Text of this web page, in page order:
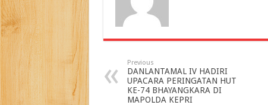
Previous
DANLANTAMAL IV HADIRI
UPACARA PERINGATAN HUT
KE-74 BHAYANGKARA DI
MAPOLDA KEPRI